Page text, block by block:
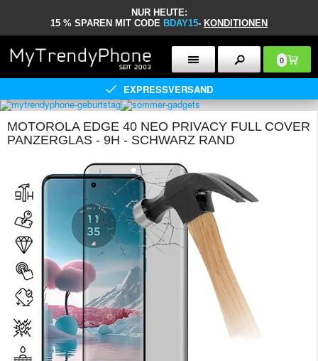
NUR HEUTE:
15 % SPAREN MIT CODE BDAY15- KONDITIONEN
0
EXPRESSVERSAND
MOTOROLA EDGE 40 NEO PRIVACY FULL COVER
PANZERGLAS - 9H - SCHWARZ RAND